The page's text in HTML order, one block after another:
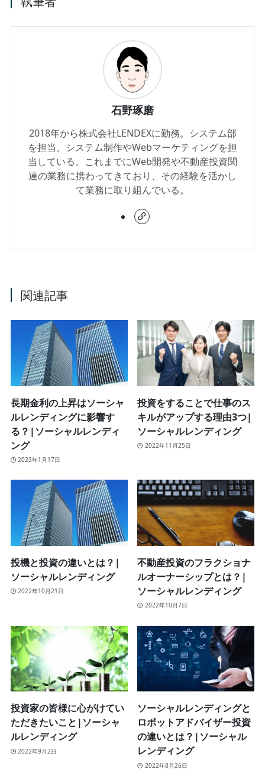
石野琢磨
2018年から株式会社LENDEXに勤務。システム部
を担当。システム制作やWebマーケティングを担
当している。これまでにWeb開発や不動産投資関
連の業務に携わってきており、その経験を活かし
て業務に取り組んでいる。
関連記事
長期金利の上昇はソーシャ
ルレンディングに影響す
る？|ソーシャルレンディ
ング
2023年1月17日
投資をすることで仕事のス
キルがアップする理由3つ|
ソーシャルレンディング
2022年11月25日
投機と投資の違いとは？|
ソーシャルレンディング
2022年10月21日
不動産投資のフラクショナ
ルオーナーシップとは？|
ソーシャルレンディング
2022年10月7日
投資家の皆様に心がけてい
ただきたいこと|ソーシャ
ルレンディング
2022年9月2日
ソーシャルレンディングと
ロボットアドバイザー投資
の違いとは？|ソーシャル
レンディング
2022年8月26日